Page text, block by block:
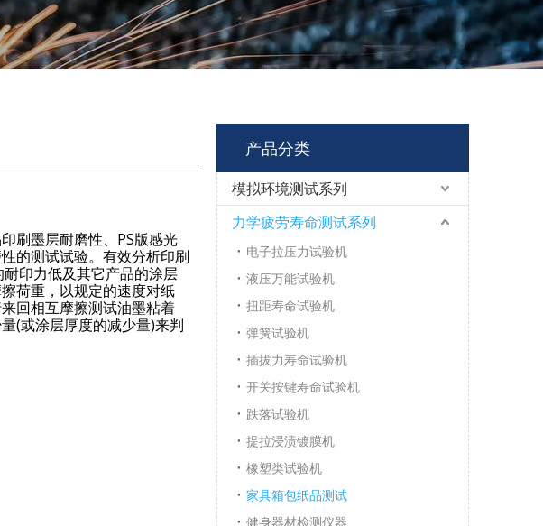
刷墨层耐磨性、PS版感光
的测试试验。有效分析印刷
印力低及其它产品的涂层
荷重，以规定的速度对纸
回相互摩擦测试油墨粘着
(或涂层厚度的减少量)来判
产品分类
模拟环境测试系列
力学疲劳寿命测试系列
电子拉压力试验机
液压万能试验机
扭距寿命试验机
弹簧试验机
插拔力寿命试验机
开关按键寿命试验机
跌落试验机
提拉浸渍镀膜机
橡塑类试验机
家具箱包纸品测试
健身器材检测仪器